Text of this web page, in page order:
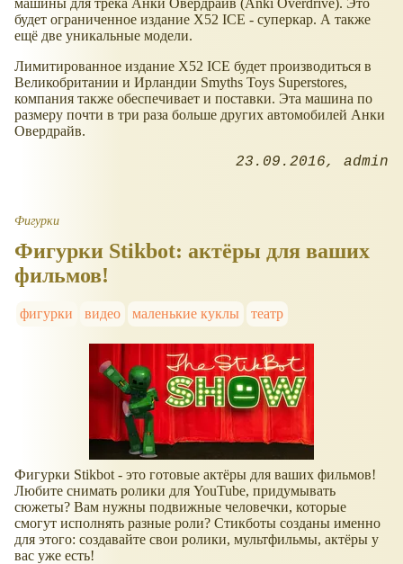
будет ограниченное издание X52 ICE - суперкар. А также
ещё две уникальные модели.
Лимитированное издание X52 ICE будет производиться в
Великобритании и Ирландии Smyths Toys Superstores,
компания также обеспечивает и поставки. Эта машина по
размеру почти в три раза больше других автомобилей Анки
Овердрайв.
23.09.2016 admin
Фигурки
Фигурки Stikbot: актёры для ваших
фильмов!
фигурки видео маленькие куклы театр
Фигурки Stikbot - это готовые актёры для ваших фильмов!
Любите снимать ролики для YouTube, придумывать
сюжеты? Вам нужны подвижные человечки, которые
смогут исполнять разные роли? Стикботы созданы именно
для этого: создавайте свои ролики, мультфильмы, актёры у
вас уже есть!